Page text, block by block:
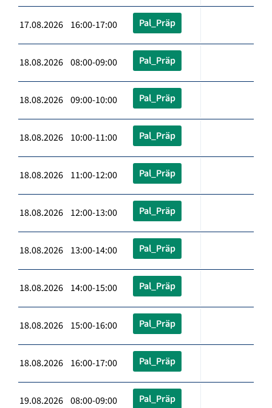
17.08.2026 16:00-17:00 Pal_Präp
18.08.2026 08:00-09:00 Pal_Präp
18.08.2026 09:00-10:00 Pal_Präp
18.08.2026 10:00-11:00 Pal_Präp
18.08.2026 11:00-12:00 Pal_Präp
18.08.2026 12:00-13:00 Pal_Präp
18.08.2026 13:00-14:00 Pal_Präp
18.08.2026 14:00-15:00 Pal_Präp
18.08.2026 15:00-16:00 Pal_Präp
18.08.2026 16:00-17:00 Pal_Präp
19.08.2026 08:00-09:00 Pal_Präp